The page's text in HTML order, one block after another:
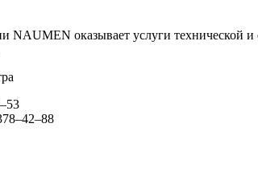
NAUMEN оказывает услуги технической